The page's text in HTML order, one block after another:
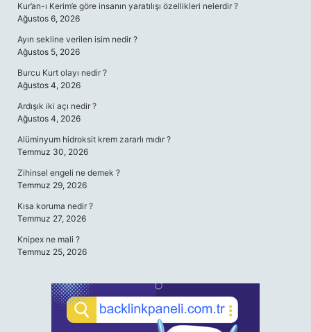
Kur’an-ı Kerim’e göre insanın yaratılışı özellikleri nelerdir ?
Ağustos 6, 2026
Ayın sekline verilen isim nedir ?
Ağustos 5, 2026
Burcu Kurt olayı nedir ?
Ağustos 4, 2026
Ardışık iki açı nedir ?
Ağustos 4, 2026
Alüminyum hidroksit krem zararlı mıdır ?
Temmuz 30, 2026
Zihinsel engeli ne demek ?
Temmuz 29, 2026
Kısa koruma nedir ?
Temmuz 27, 2026
Knipex ne mali ?
Temmuz 25, 2026